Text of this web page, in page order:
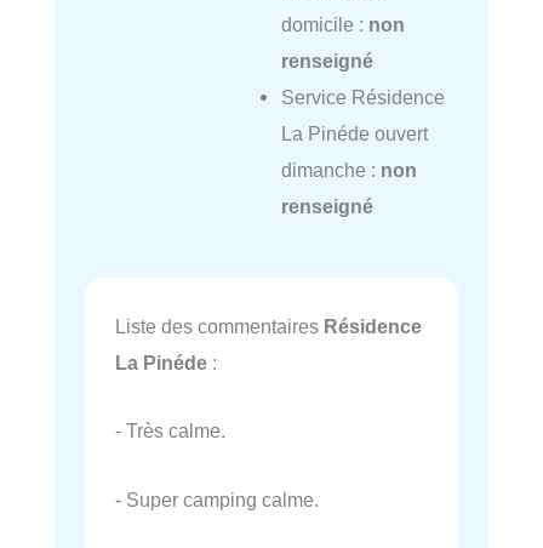
domicile : non
renseigné
Service Résidence
La Pinéde ouvert
dimanche : non
renseigné
Liste des commentaires Résidence
La Pinéde :
- Très calme.
- Super camping calme.